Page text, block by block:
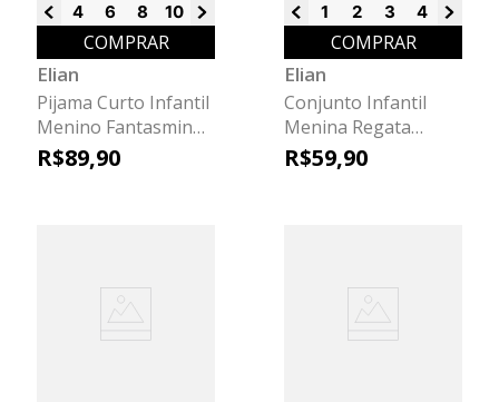
4 6 8 10 12
COMPRAR
Elian
Pijama Curto Infantil
Menino Fantasminha
Elian Preto
R$89,90
1 2 3 4 6
COMPRAR
Elian
Conjunto Infantil
Menina Regata
Lúdica Elian Azul
R$59,90